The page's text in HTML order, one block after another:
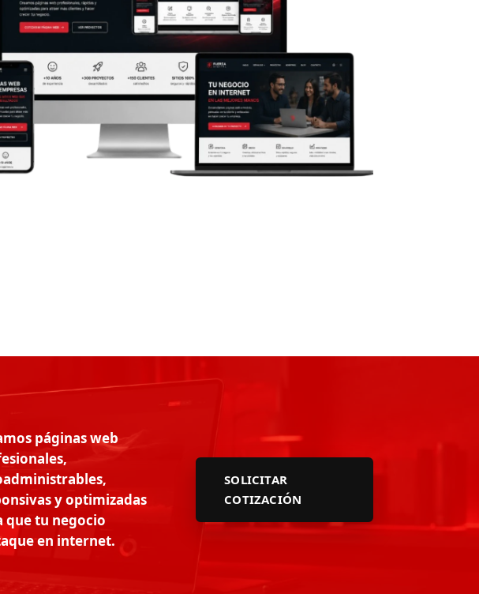
páginas web
y optimizadas
que tu negocio
en internet.
SOLICITAR
COTIZACIÓN